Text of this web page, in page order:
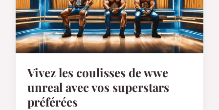
Vivez les coulisses de wwe
unreal avec vos superstars
préférées